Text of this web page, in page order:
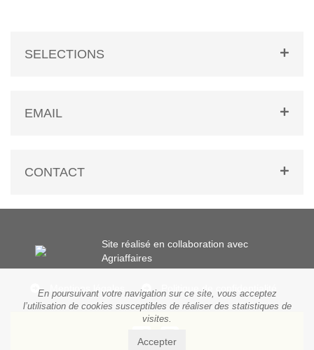
En poursuivant votre navigation sur ce site, vous acceptez
l’utilisation de cookies susceptibles de réaliser des statistiques de
visites.
Accepter
SELECTIONS
EMAIL
CONTACT
Site réalisé en collaboration avec
Agriaffaires
Mentions légales Politique de confidentialité